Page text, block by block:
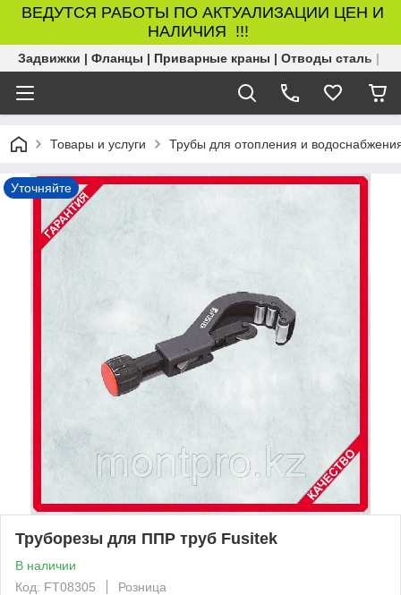
ВЕДУТСЯ РАБОТЫ ПО АКТУАЛИЗАЦИИ ЦЕН И
НАЛИЧИЯ !!!
Задвижки | Фланцы | Приварные краны | Отводы сталь |
Товары и услуги Трубы для отопления и
Уточняйте
Труборезы для ППР труб Fusitek
В наличии
Код: FT08305
Розница